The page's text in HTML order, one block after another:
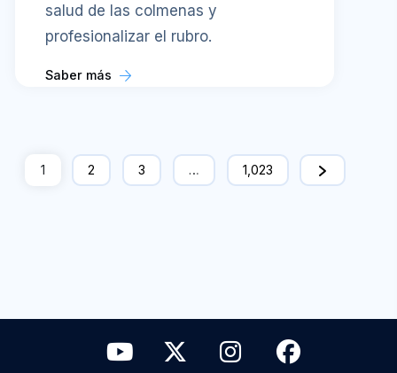
salud de las colmenas y
profesionalizar el rubro.
Saber más
1 2 3 … 1,023